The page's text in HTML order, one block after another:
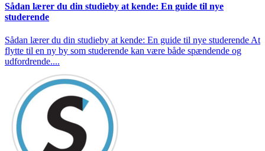
Sådan lærer du din studieby at kende: En guide til nye
studerende
Sådan lærer du din studieby at kende: En guide til nye studerende At
flytte til en ny by som studerende kan være både spændende og
udfordrende....